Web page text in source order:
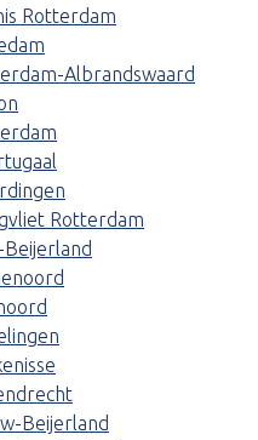
Rotterdam
Albrandswaard
Rotterdam
Beijerland
Beijerland